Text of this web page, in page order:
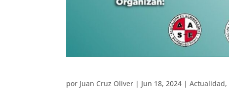
por Juan Cruz Oliver | Jun 18, 2024 |Actualidad,